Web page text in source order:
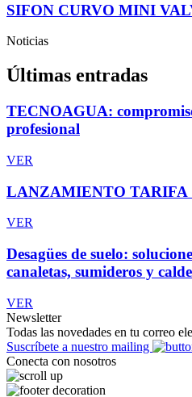
SIFON CURVO MINI
Noticias
Últimas entradas
TECNOAGUA:
profesional
VER
LANZAMIENTO TARIFA
VER
Desagües de suelo:
canaletas, sumideros y
VER
Newsletter
Todas las novedades en tu correo
Suscríbete a nuestro mailing
Conecta con nosotros